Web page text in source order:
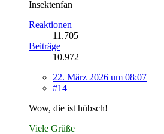
Insektenfan
Reaktionen
11.705
Beiträge
10.972
22. März 2026 um 08:07
#14
Wow, die ist hübsch!
Viele Grüße